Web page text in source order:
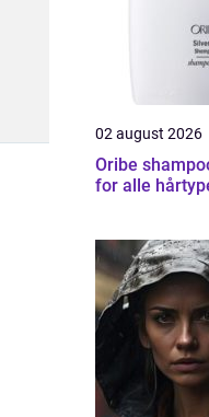
02 august 2026
Oribe shampoo
for alle